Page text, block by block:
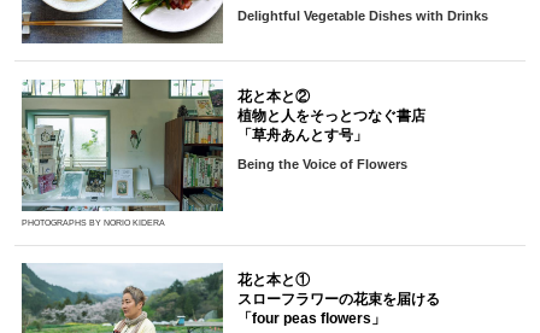
Delightful Vegetable Dishes with Drinks
PHOTOGRAPHS BY NORIO KIDERA
花と本と②
植物と人をそっとつなぐ書店
「草舟あんとす号」
Being the Voice of Flowers
花と本と①
スローフラワーの花束を届ける
「four peas flowers」